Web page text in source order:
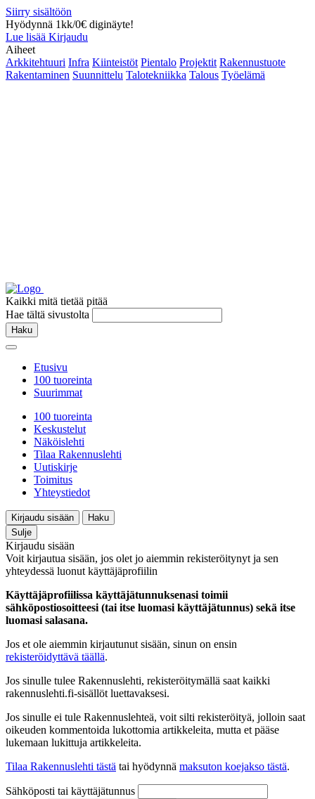
Siirry sisältöön
Hyödynnä 1kk/0€ diginäyte!
Lue lisää Kirjaudu
Aiheet
Arkkitehtuuri Infra Kiinteistöt Pientalo Projektit Rakennustuote
Rakentaminen Suunnittelu Talotekniikka Talous Työelämä
Kaikki mitä tietää pitää
Hae tältä sivustolta
Haku
Etusivu
100 tuoreinta
Suurimmat
100 tuoreinta
Keskustelut
Näköislehti
Tilaa Rakennuslehti
Uutiskirje
Toimitus
Yhteystiedot
Kirjaudu sisään
Haku
Sulje
Kirjaudu sisään
Voit kirjautua sisään, jos olet jo aiemmin rekisteröitynyt ja sen
yhteydessä luonut käyttäjäprofiilin
Käyttäjäprofiilissa käyttäjätunnuksenasi toimii
sähköpostiosoitteesi (tai itse luomasi käyttäjätunnus) sekä itse
luomasi salasana.
Jos et ole aiemmin kirjautunut sisään, sinun on ensin
rekisteröidyttävä täällä.
Jos sinulle tulee Rakennuslehti, rekisteröitymällä saat kaikki
rakennuslehti.fi-sisällöt luettavaksesi.
Jos sinulle ei tule Rakennuslehteä, voit silti rekisteröityä, jolloin saat
oikeuden kommentoida lukottomia artikkeleita, mutta et pääse
lukemaan lukittuja artikkeleita.
Tilaa Rakennuslehti tästä tai hyödynnä maksuton koejakso tästä.
Sähköposti tai käyttäjätunnus